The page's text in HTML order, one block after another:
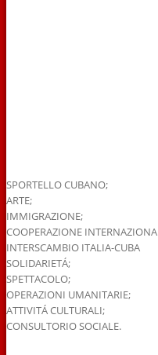
SPORTELLO CUBANO;
ARTE;
IMMIGRAZIONE;
COOPERAZIONE
INTERSCAMBIO ITALIA-CUBA
SOLIDARIETÁ;
SPETTACOLO;
OPERAZIONI UMANITARIE;
ATTIVITÁ CULTURALI;
CONSULTORIO SOCIALE.